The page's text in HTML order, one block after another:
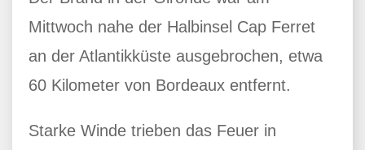
Mittwoch nahe der Halbinsel Cap Ferret
an der Atlantikküste ausgebrochen, etwa
60 Kilometer von Bordeaux entfernt.
Starke Winde trieben das Feuer in